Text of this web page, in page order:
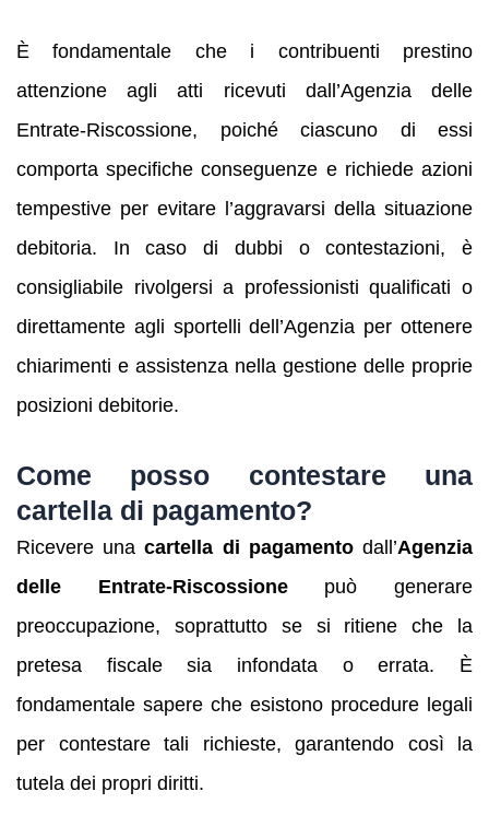
È fondamentale che i contribuenti prestino
attenzione agli atti ricevuti dall’Agenzia delle
Entrate-Riscossione, poiché ciascuno di essi
comporta specifiche conseguenze e richiede azioni
tempestive per evitare l’aggravarsi della situazione
debitoria. In caso di dubbi o contestazioni, è
consigliabile rivolgersi a professionisti qualificati o
direttamente agli sportelli dell’Agenzia per ottenere
chiarimenti e assistenza nella gestione delle proprie
posizioni debitorie.
Come posso contestare una
cartella di pagamento?
Ricevere unacartella di pagamentodall’Agenzia
delle Entrate-Riscossionepuò generare
preoccupazione, soprattutto se si ritiene che la
pretesa fiscale sia infondata o errata. È
fondamentale sapere che esistono procedure legali
per contestare tali richieste, garantendo così la
tutela dei propri diritti.